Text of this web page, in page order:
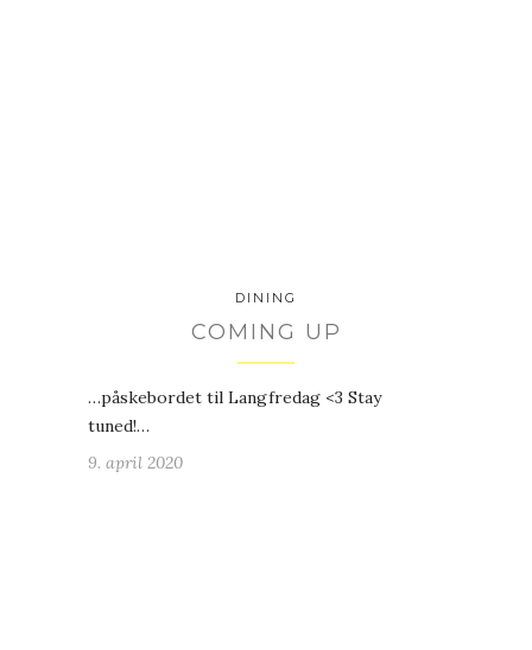
DINING
COMING UP
…påskebordet til Langfredag <3 Stay
tuned!…
9. april 2020